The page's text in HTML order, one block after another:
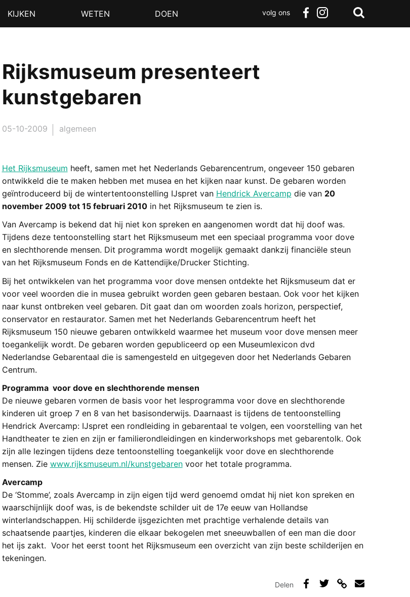
KIJKEN WETEN DOEN
volg ons
Rijksmuseum presenteert
kunstgebaren
05-10-2009 algemeen
Het Rijksmuseum heeft, samen met het Nederlands Gebarencentrum, ongeveer 150 gebaren
ontwikkeld die te maken hebben met musea en het kijken naar kunst. De gebaren worden
geïntroduceerd bij de wintertentoonstelling IJspret van Hendrick Avercamp die van 20
november 2009 tot 15 februari 2010in het Rijksmuseum te zien is.
Van Avercamp is bekend dat hij niet kon spreken en aangenomen wordt dat hij doof was.
Tijdens deze tentoonstelling start het Rijksmuseum met een speciaal programma voor dove
en slechthorende mensen. Dit programma wordt mogelijk gemaakt dankzij financiële steun
van het Rijksmuseum Fonds en de Kattendijke/Drucker Stichting.
Bij het ontwikkelen van het programma voor dove mensen ontdekte het Rijksmuseum dat er
voor veel woorden die in musea gebruikt worden geen gebaren bestaan. Ook voor het kijken
naar kunst ontbreken veel gebaren. Dit gaat dan om woorden zoals horizon, perspectief,
conservator en restaurator. Samen met het Nederlands Gebarencentrum heeft het
Rijksmuseum 150 nieuwe gebaren ontwikkeld waarmee het museum voor dove mensen meer
toegankelijk wordt. De gebaren worden gepubliceerd op een Museumlexicon dvd
Nederlandse Gebarentaal die is samengesteld en uitgegeven door het Nederlands Gebaren
Centrum.
Programma voor dove en slechthorende mensen
De nieuwe gebaren vormen de basis voor het lesprogramma voor dove en slechthorende
kinderen uit groep 7 en 8 van het basisonderwijs. Daarnaast is tijdens de tentoonstelling
Hendrick Avercamp: IJspret een rondleiding in gebarentaal te volgen, een voorstelling van het
Handtheater te zien en zijn er familierondleidingen en kinderworkshops met gebarentolk. Ook
zijn alle lezingen tijdens deze tentoonstelling toegankelijk voor dove en slechthorende
mensen. Zie www.rijksmuseum.nl/kunstgebarenvoor het totale programma.
Avercamp
De ‘Stomme’, zoals Avercamp in zijn eigen tijd werd genoemd omdat hij niet kon spreken en
waarschijnlijk doof was, is de bekendste schilder uit de 17e eeuw van Hollandse
winterlandschappen. Hij schilderde ijsgezichten met prachtige verhalende details van
schaatsende paartjes, kinderen die elkaar bekogelen met sneeuwballen of een man die door
het ijs zakt. Voor het eerst toont het Rijksmuseum een overzicht van zijn beste schilderijen en
tekeningen.
Delen
Zoeken
Terug